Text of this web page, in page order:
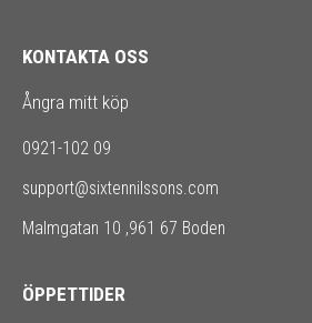
KONTAKTA OSS
Ångra mitt köp
0921-102 09
support@sixtennilssons.com
Malmgatan 10 ,961 67 Boden
ÖPPETTIDER